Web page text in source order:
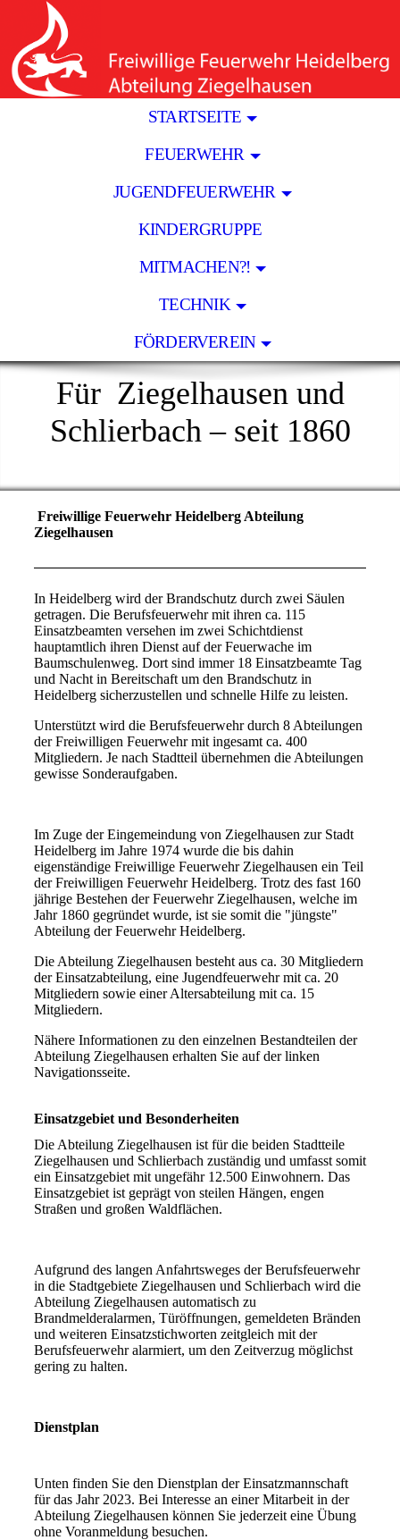
STARTSEITE
FEUERWEHR
JUGENDFEUERWEHR
KINDERGRUPPE
MITMACHEN?!
TECHNIK
FÖRDERVEREIN
FürZiegelhausen und
Schlierbach – seit 1860
Freiwillige Feuerwehr Heidelberg Abteilung
Ziegelhausen
In Heidelberg wird der Brandschutz durch zwei Säulen
getragen. Die Berufsfeuerwehr mit ihren ca. 115
Einsatzbeamten versehen im zwei Schichtdienst
hauptamtlich ihren Dienst auf der Feuerwache im
Baumschulenweg. Dort sind immer 18 Einsatzbeamte Tag
und Nacht in Bereitschaft um den Brandschutz in
Heidelberg sicherzustellen und schnelle Hilfe zu leisten.
Unterstützt wird die Berufsfeuerwehr durch 8 Abteilungen
der Freiwilligen Feuerwehr mit ingesamt ca. 400
Mitgliedern. Je nach Stadtteil übernehmen die Abteilungen
gewisse Sonderaufgaben.
Im Zuge der Eingemeindung von Ziegelhausen zur Stadt
Heidelberg im Jahre 1974 wurde die bis dahin
eigenständige Freiwillige Feuerwehr Ziegelhausen ein Teil
der Freiwilligen Feuerwehr Heidelberg. Trotz des fast 160
jährige Bestehen der Feuerwehr Ziegelhausen, welche im
Jahr 1860 gegründet wurde, ist sie somit die "jüngste"
Abteilung der Feuerwehr Heidelberg.
Die Abteilung Ziegelhausen besteht aus ca. 30 Mitgliedern
der Einsatzabteilung, eine Jugendfeuerwehr mit ca. 20
Mitgliedern sowie einer Altersabteilung mit ca. 15
Mitgliedern.
Nähere Informationen zu den einzelnen Bestandteilen der
Abteilung Ziegelhausen erhalten Sie auf der linken
Navigationsseite.
Einsatzgebiet und Besonderheiten
Die Abteilung Ziegelhausen ist für die beiden Stadtteile
Ziegelhausen und Schlierbach zuständig und umfasst somit
ein Einsatzgebiet mit ungefähr 12.500 Einwohnern. Das
Einsatzgebiet ist geprägt von steilen Hängen, engen
Straßen und großen Waldflächen.
Aufgrund des langen Anfahrtsweges der Berufsfeuerwehr
in die Stadtgebiete Ziegelhausen und Schlierbach wird die
Abteilung Ziegelhausen automatisch zu
Brandmelderalarmen, Türöffnungen, gemeldeten Bränden
und weiteren Einsatzstichworten zeitgleich mit der
Berufsfeuerwehr alarmiert, um den Zeitverzug möglichst
gering zu halten.
Dienstplan
Unten finden Sie den Dienstplan der Einsatzmannschaft
für das Jahr 2023. Bei Interesse an einer Mitarbeit in der
Abteilung Ziegelhausen können Sie jederzeit eine Übung
ohne Voranmeldung besuchen.